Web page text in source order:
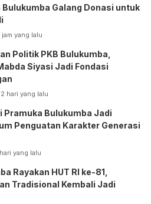
Bulukumba Galang Donasi untuk
jam yang lalu
Politik PKB Bulukumba,
Siyasi Jadi Fondasi
2 hari yang lalu
Pramuka Bulukumba Jadi
Penguatan Karakter Generasi
yang lalu
Rayakan HUT RI ke-81,
Tradisional Kembali Jadi